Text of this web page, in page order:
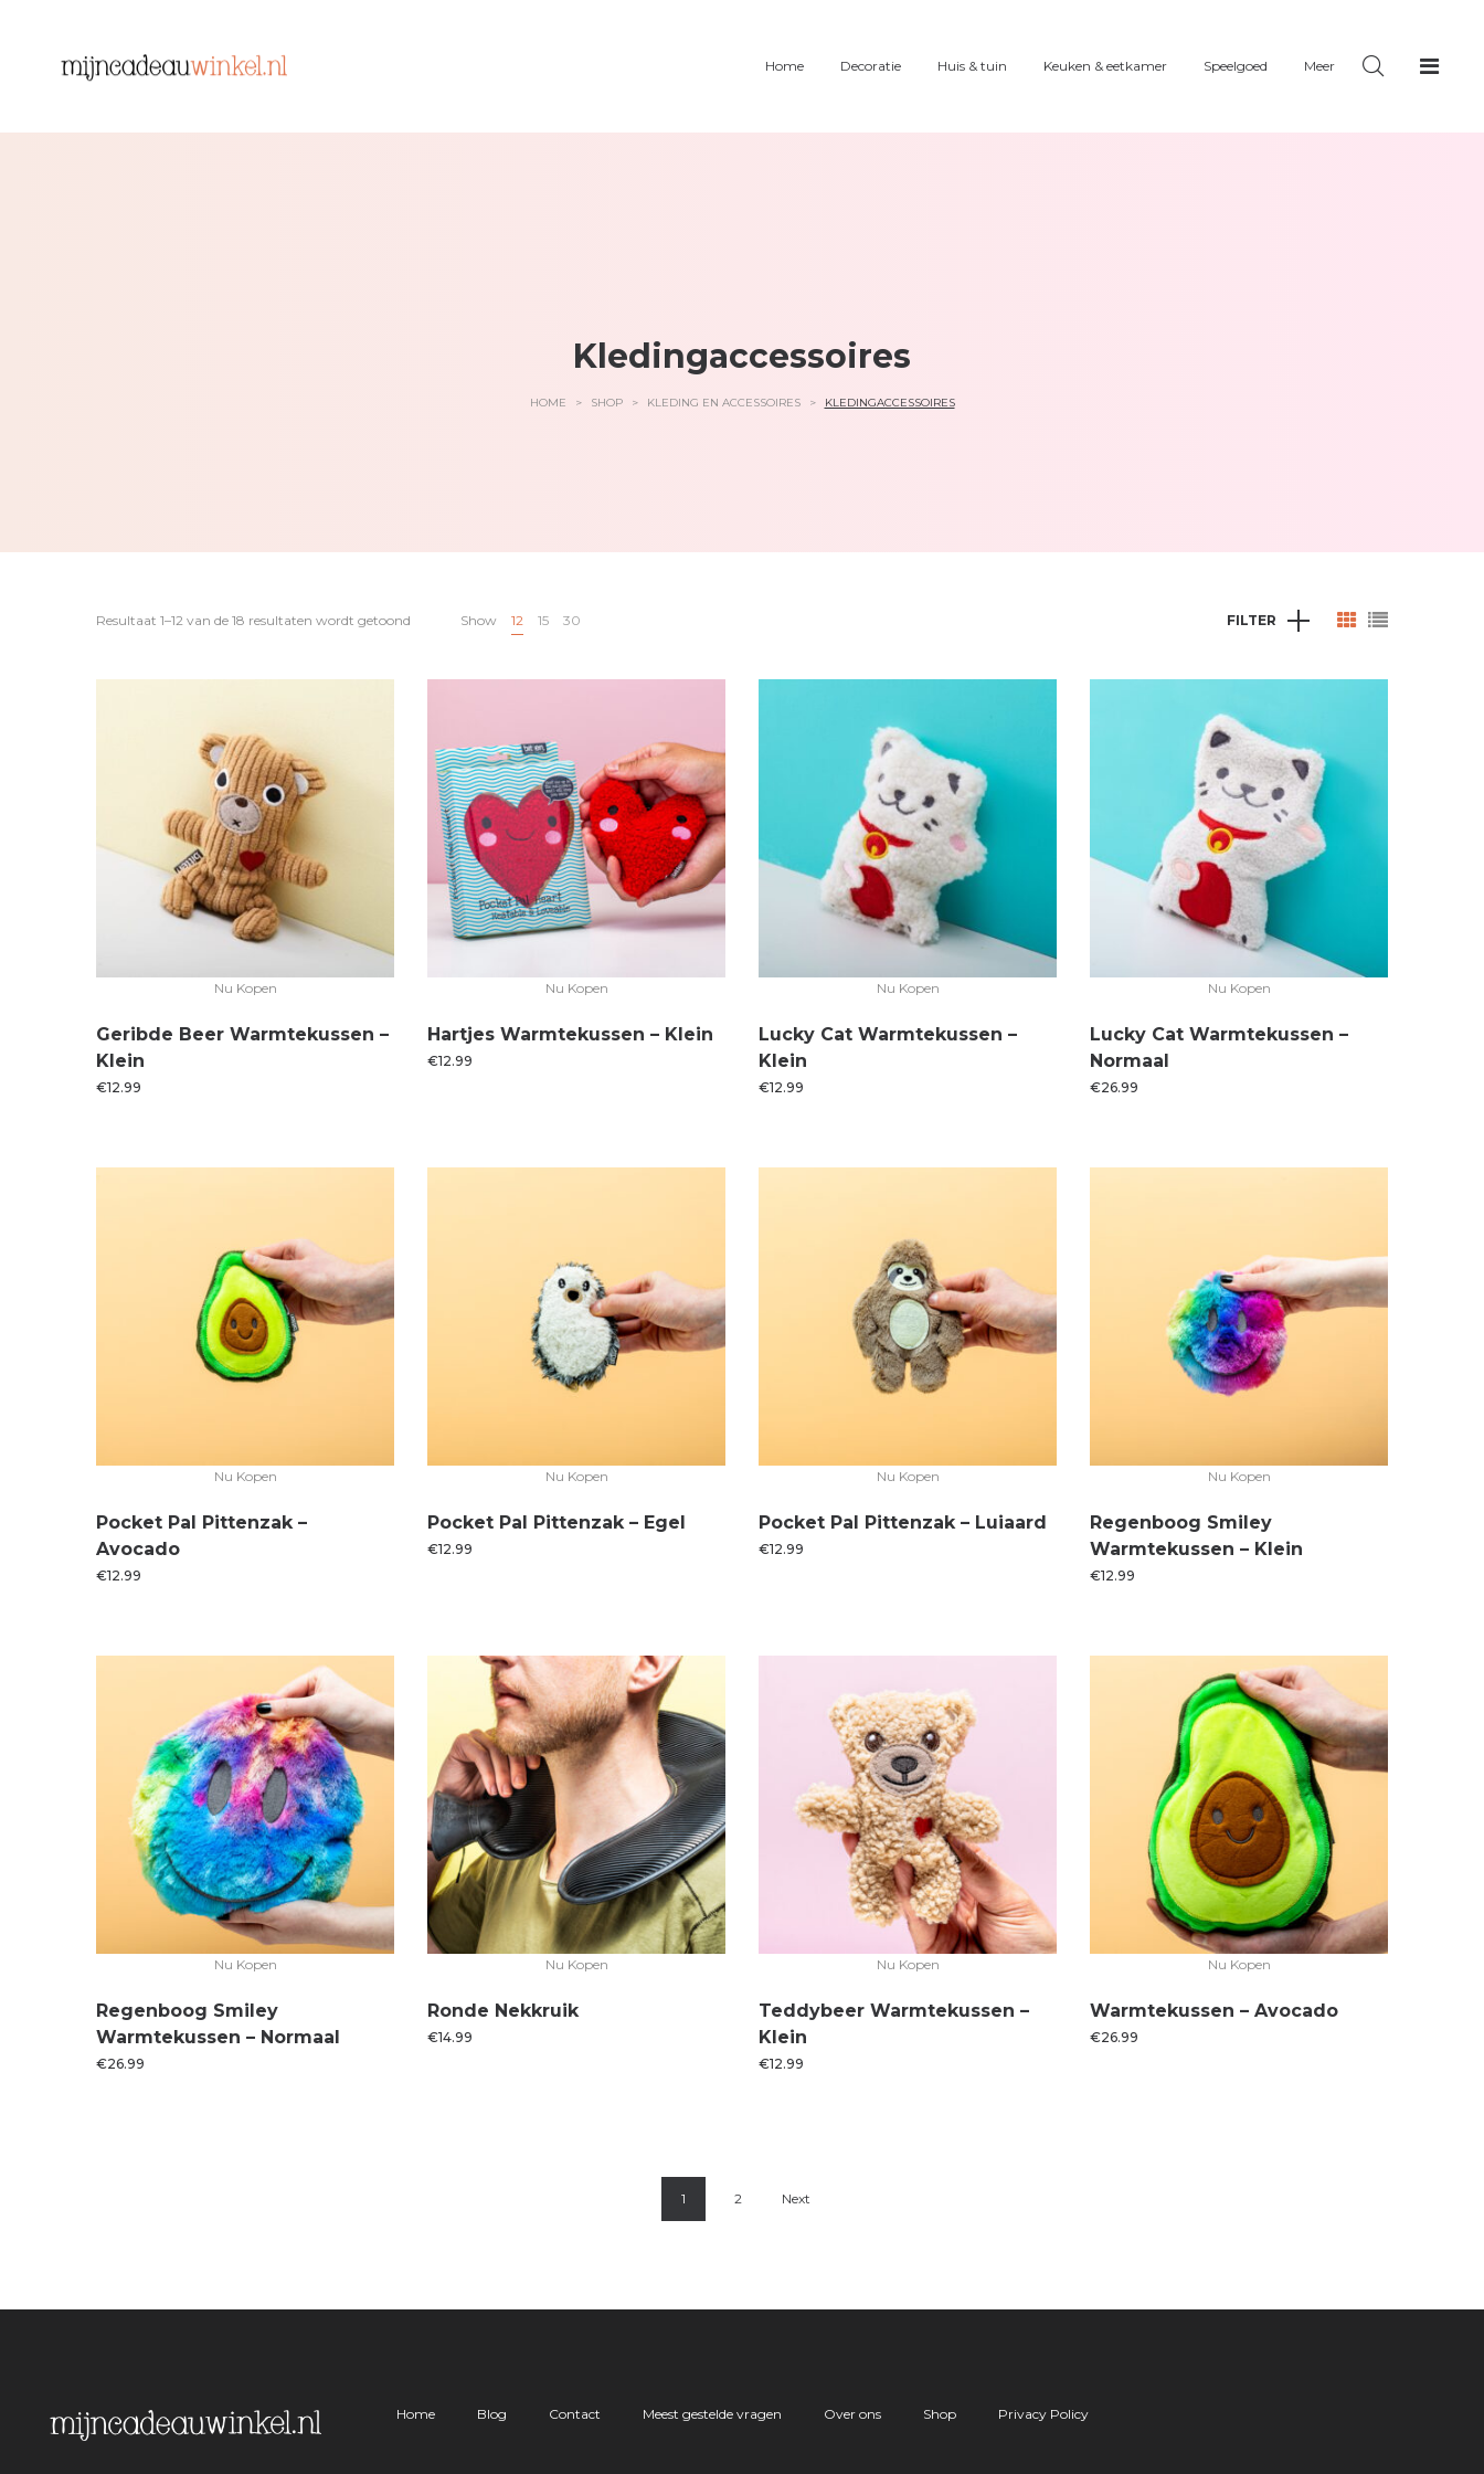
Home Decoratie Huis & tuin Keuken & eetkamer Speelgoed Meer
Kledingaccessoires
HOME > SHOP > KLEDING EN ACCESSOIRES > KLEDINGACCESSOIRES
Resultaat 1–12 van de 18 resultaten wordt getoond Show 12 15 30 FILTER
Nu Kopen
Geribde Beer Warmtekussen –
Klein
€12.99
Nu Kopen
Hartjes Warmtekussen – Klein
€12.99
Nu Kopen
Lucky Cat Warmtekussen –
Klein
€12.99
Nu Kopen
Lucky Cat Warmtekussen –
Normaal
€26.99
Nu Kopen
Pocket Pal Pittenzak –
Avocado
€12.99
Nu Kopen
Pocket Pal Pittenzak – Egel
€12.99
Nu Kopen
Pocket Pal Pittenzak – Luiaard
€12.99
Nu Kopen
Regenboog Smiley
Warmtekussen – Klein
€12.99
Nu Kopen
Regenboog Smiley
Warmtekussen – Normaal
€26.99
Nu Kopen
Ronde Nekkruik
€14.99
Nu Kopen
Teddybeer Warmtekussen –
Klein
€12.99
Nu Kopen
Warmtekussen – Avocado
€26.99
1 2 Next
Home Blog Contact Meest gestelde vragen Over ons Shop Privacy Policy